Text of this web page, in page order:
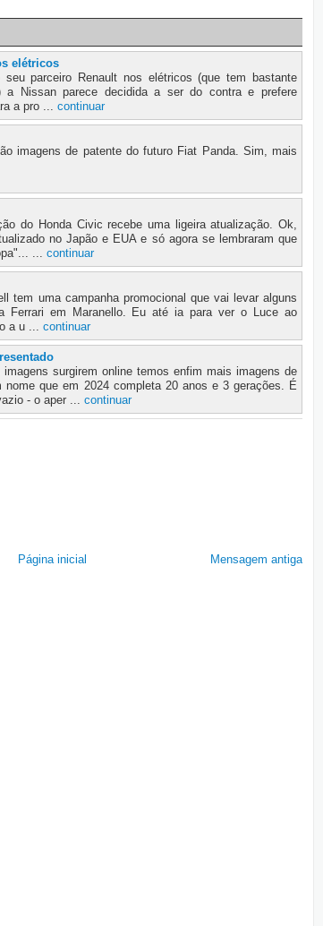
elétricos
parceiro Renault nos elétricos (que tem bastante
a Nissan parece decidida a ser do contra e prefere
a pro ... continuar
imagens de patente do futuro Fiat Panda. Sim, mais
do Honda Civic recebe uma ligeira atualização. Ok,
no Japão e EUA e só agora se lembraram que
... continuar
tem uma campanha promocional que vai levar alguns
Ferrari em Maranello. Eu até ia para ver o Luce ao
a u ... continuar
surgirem online temos enfim mais imagens de
que em 2024 completa 20 anos e 3 gerações. É
- o aper ... continuar
Mensagem antiga
Página inicial